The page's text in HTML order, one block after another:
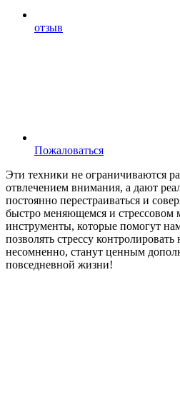
отзыв
Пожаловаться
Эти техники не ограничиваются
отвлечением внимания, а дают
постоянно перестраиваться и
быстро меняющемся и
инструменты, которые помогут
позволять стрессу
несомненно, станут ценным
повседневной жизни!